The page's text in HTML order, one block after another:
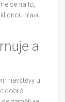
se na to,
hlavu
a
návštěvy u
dobré